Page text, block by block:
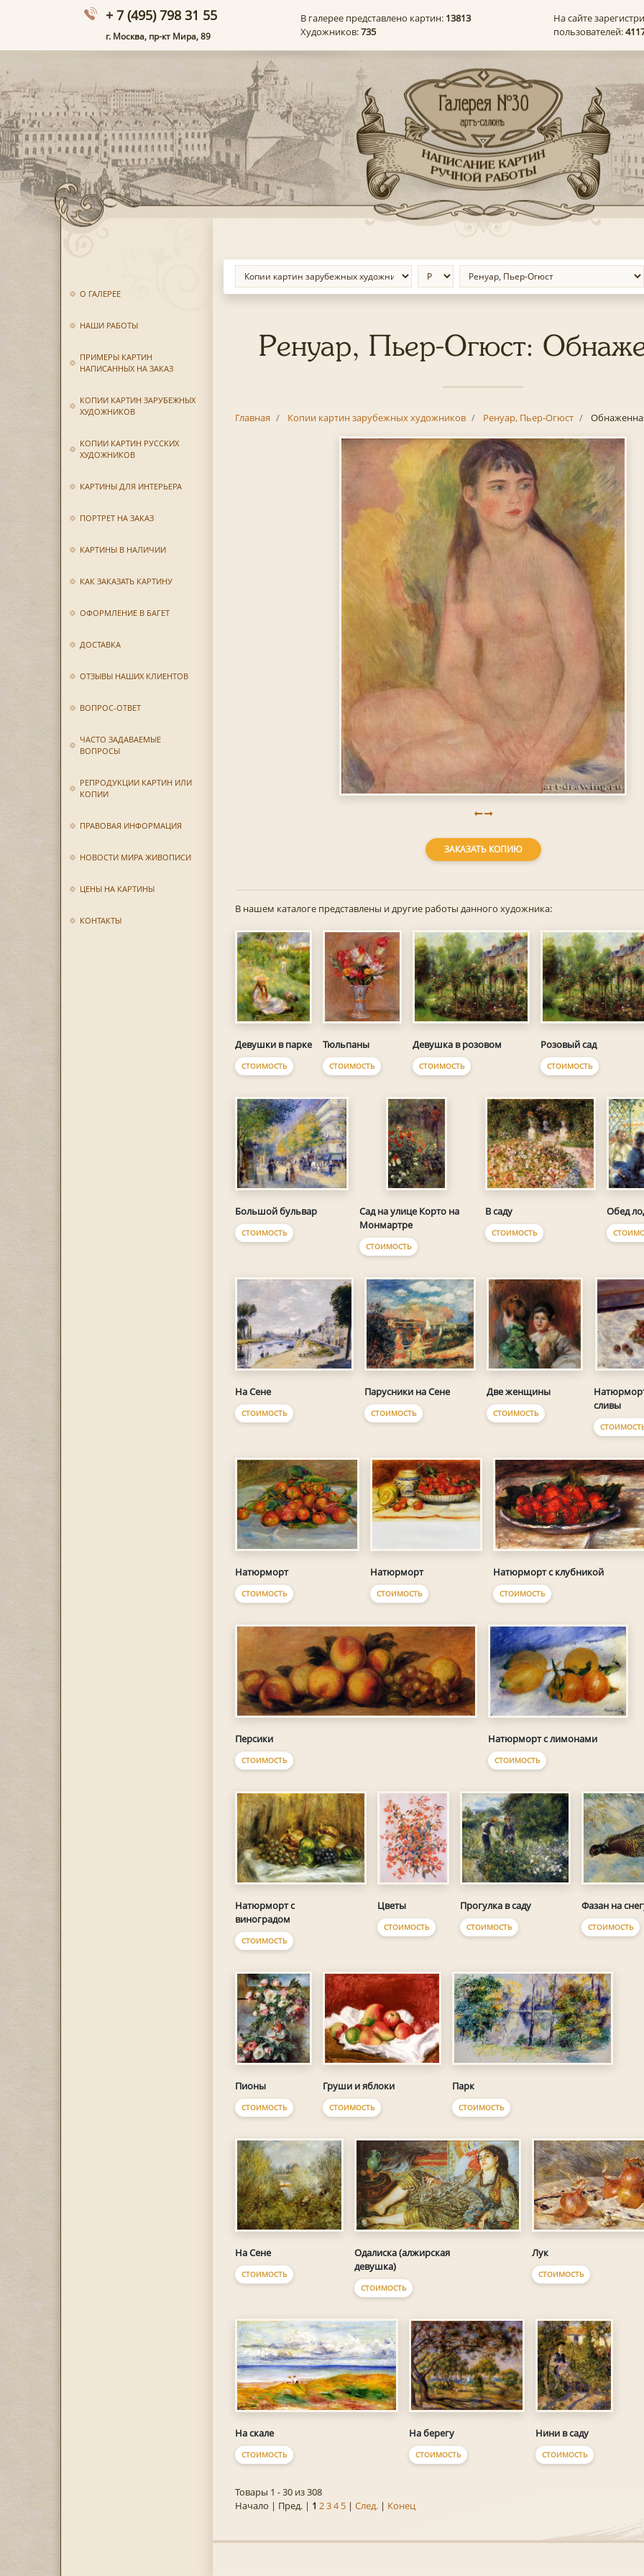
+ 7 (495) 798 31 55
г. Москва, пр-кт Мира, 89
В галерее представлено картин: 13813
Художников:735
На сайте
пользователей:
О ГАЛЕРЕЕ
НАШИ РАБОТЫ
ПРИМЕРЫ КАРТИН
НАПИСАННЫХ НА ЗАКАЗ
КОПИИ КАРТИН ЗАРУБЕЖНЫХ
ХУДОЖНИКОВ
КОПИИ КАРТИН РУССКИХ
ХУДОЖНИКОВ
КАРТИНЫ ДЛЯ ИНТЕРЬЕРА
ПОРТРЕТ НА ЗАКАЗ
КАРТИНЫ В НАЛИЧИИ
КАК ЗАКАЗАТЬ КАРТИНУ
ОФОРМЛЕНИЕ В БАГЕТ
ДОСТАВКА
ОТЗЫВЫ НАШИХ КЛИЕНТОВ
ВОПРОС-ОТВЕТ
ЧАСТО ЗАДАВАЕМЫЕ
ВОПРОСЫ
РЕПРОДУКЦИИ КАРТИН ИЛИ
КОПИИ
ПРАВОВАЯ ИНФОРМАЦИЯ
НОВОСТИ МИРА ЖИВОПИСИ
ЦЕНЫ НА КАРТИНЫ
КОНТАКТЫ
Ренуар, Пьер-Огюст:
Главная Копии картин зарубежных художников Ренуар, Пьер-Огюст
ЗАКАЗАТЬ КОПИЮ
В нашем каталоге представлены и другие работы данного художника:
Девушки в парке
СТОИМОСТЬ
Тюльпаны
СТОИМОСТЬ
Девушка в розовом
СТОИМОСТЬ
Розовый сад
СТОИМОСТЬ
Большой бульвар
СТОИМОСТЬ
Сад на улице Корто на
Монмартре
СТОИМОСТЬ
В саду
СТОИМОСТЬ
Обед
На Сене
СТОИМОСТЬ
Парусники на Сене
СТОИМОСТЬ
Две женщины
СТОИМОСТЬ
сливы
Натюрморт
СТОИМОСТЬ
Натюрморт
СТОИМОСТЬ
Натюрморт с клубникой
СТОИМОСТЬ
Персики
СТОИМОСТЬ
Натюрморт с лимонами
СТОИМОСТЬ
Натюрморт с
виноградом
СТОИМОСТЬ
Цветы
СТОИМОСТЬ
Прогулка в саду
СТОИМОСТЬ
Фазан на
СТОИМОСТЬ
Пионы
СТОИМОСТЬ
Груши и яблоки
СТОИМОСТЬ
Парк
СТОИМОСТЬ
На Сене
СТОИМОСТЬ
Одалиска (алжирская
девушка)
СТОИМОСТЬ
Лук
СТОИМОСТЬ
На скале
СТОИМОСТЬ
На берегу
СТОИМОСТЬ
Нини в саду
СТОИМОСТЬ
Товары 1 - 30 из 308
Начало | Пред. | 1 234 5| След.| Конец